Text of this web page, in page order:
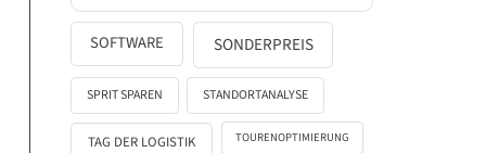
SOFTWARE SONDERPREIS
SPRIT SPAREN STANDORTANALYSE
TAG DER LOGISTIK TOURENOPTIMIERUNG